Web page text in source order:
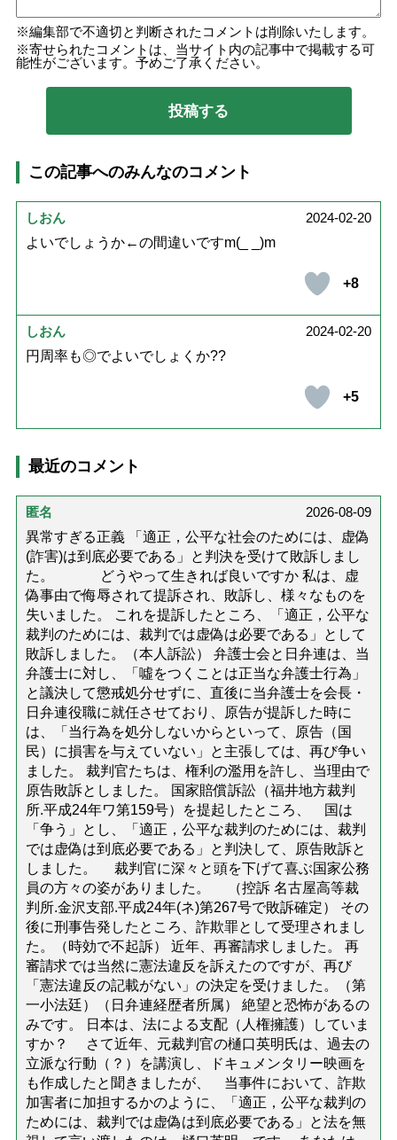
編集部で不適切と判断されたコメントは削除いたします。
寄せられたコメントは、当サイト内の記事中で掲載する可
能性がございます。予めご了承ください。
この記事へのみんなのコメント
しおん
2024-02-20
よいでしょうか←の間違いですm(_ _)m
+8
しおん
2024-02-20
円周率も◎でよいでしょくか??
+5
最近のコメント
匿名
2026-08-09
異常すぎる正義 「適正，公平な社会のためには、虚偽
(詐害)は到底必要である」と判決を受けて敗訴しまし
た。 どうやって生きれば良いですか 私は、虚
偽事由で侮辱されて提訴され、敗訴し、様々なものを
失いました。 これを提訴したところ、「適正，公平な
裁判のためには、裁判では虚偽は必要である」として
敗訴しました。（本人訴訟） 弁護士会と日弁連は、当
弁護士に対し、「噓をつくことは正当な弁護士行為」
と議決して懲戒処分せずに、直後に当弁護士を会長・
日弁連役職に就任させており、原告が提訴した時に
は、「当行為を処分しないからといって、原告（国
民）に損害を与えていない」と主張しては、再び争い
ました。 裁判官たちは、権利の濫用を許し、当理由で
原告敗訴としました。 国家賠償訴訟（福井地方裁判
所.平成24年ワ第159号）を提起したところ、 国は
「争う」とし、「適正，公平な裁判のためには、裁判
では虚偽は到底必要である」と判決して、原告敗訴と
しました。 裁判官に深々と頭を下げて喜ぶ国家公務
員の方々の姿がありました。 （控訴 名古屋高等裁
判所.金沢支部.平成24年(ネ)第267号で敗訴確定） その
後に刑事告発したところ、詐欺罪として受理されまし
た。（時効で不起訴） 近年、再審請求しました。 再
審請求では当然に憲法違反を訴えたのですが、再び
「憲法違反の記載がない」の決定を受けました。（第
一小法廷）（日弁連経歴者所属） 絶望と恐怖があるの
みです。 日本は、法による支配（人権擁護）していま
すか？ さて近年、元裁判官の樋口英明氏は、過去の
立派な行動（？）を講演し、ドキュメンタリー映画を
も作成したと聞きましたが、 当事件において、詐欺
加害者に加担するかのように、「適正，公平な裁判の
ためには、裁判では虚偽は到底必要である」と法を無